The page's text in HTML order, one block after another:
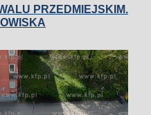
PRZEDMIEJSKIM.